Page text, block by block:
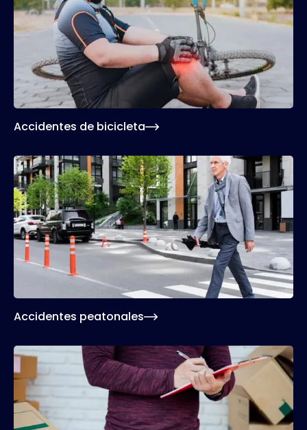
Sufrir un accidente de bicicleta no solo es muy
peligroso, sino que además merece una
compensación acorde. En Michael Kelly estamos
listos para defender sus derechos y asegurarnos
de que le pagan lo que corresponde.
Accidentes de bicicleta
Nuestros abogados de accidentes se
asegurarán de reunir las pruebas necesarias
para determinar la culpabilidad del choque y
reclamar su debida compensación.
Accidentes peatonales
Un producto defectuoso también puede ser el
origen de lesiones personales. Si, por ejemplo,
usted compra una segadora o cualquier otro